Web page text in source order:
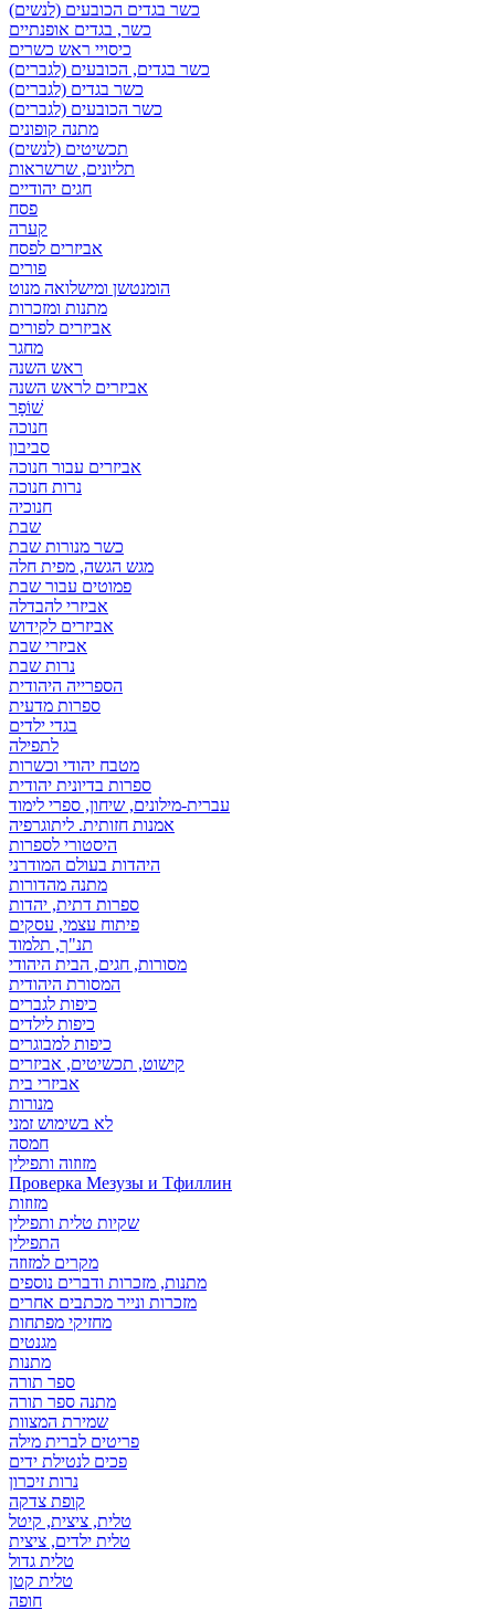
כשר בגדים הכובעים (לנשים)
כשר, בגדים אופנתיים
כיסויי ראש כשרים
כשר בגדים, הכובעים (לגברים)
כשר בגדים (לגברים)
כשר הכובעים (לגברים)
מתנה קופונים
תכשיטים (לנשים)
תליונים, שרשראות
חגים יהודיים
פסח
קערה
אביזרים לפסח
פורים
הומנטשן ומישלואה מנוט
מתנות ומזכרות
אביזרים לפורים
מחגר
ראש השנה
אביזרים לראש השנה
שׁוֹפָר
חנוכה
סביבון
אביזרים עבור חנוכה
נרות חנוכה
חנוכיה
שבת
כשר מנורות שבת
מגש הגשה, מפית חלה
פמוטים עבור שבת
אביזרי להבדלה
אביזרים לקידוש
אביזרי שבת
נרות שבת
הספרייה היהודית
ספרות מדעית
בגדי ילדים
לתפילה
מטבח יהודי וכשרות
ספרות בדיונית יהודית
עברית-מילונים, שיחון, ספרי לימוד
אמנות חזותית. ליתוגרפיה
היסטורי לספרות
היהדות בעולם המודרני
מתנה מהדורות
ספרות דתית, יהדות
פיתוח עצמי, עסקים
תנ"ך, תלמוד
מסורות, חגים, הבית היהודי
המסורת היהודית
כיפות לגברים
כיפות לילדים
כיפות למבוגרים
קישוט, תכשיטים, אביזרים
אביזרי בית
מנורות
לא בשימוש זמני
חמסה
מזוזוה ותפילין
Проверка Мезузы и Тфиллин
מזוזות
שקיות טלית ותפילין
התפילין
מקרים למזוזה
מתנות, מזכרות ודברים נוספים
מזכרות ונייר מכתבים אחרים
מחזיקי מפתחות
מגנטים
מתנות
ספר תורה
מתנה ספר תורה
שמירת המצוות
פריטים לברית מילה
פכים לנטילת ידים
נרות זיכרון
קופת צדקה
טלית, ציצית, קיטל
טלית ילדים, ציצית
טלית גדול
טלית קטן